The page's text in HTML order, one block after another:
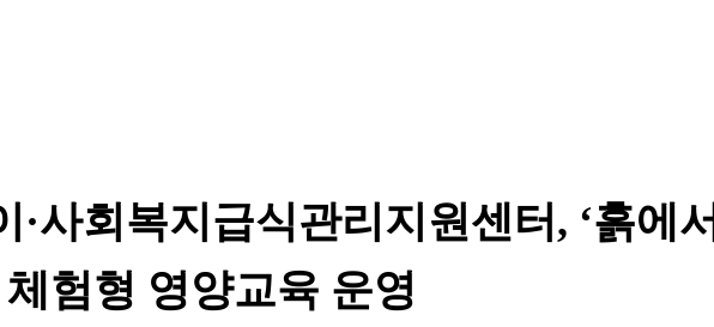
·사회복지급식관리지원센터, ‘흙에서
험형 영양교육 운영